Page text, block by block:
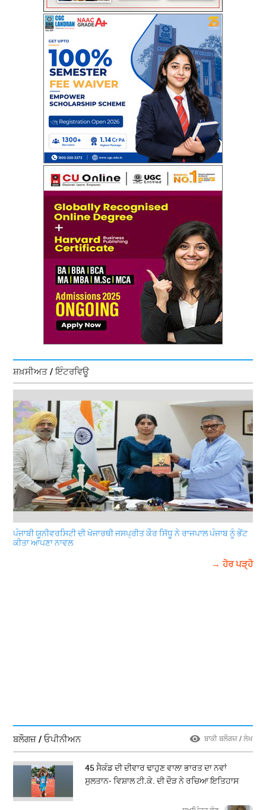
ਸ਼ਖ਼ਸੀਅਤ / ਇੰਟਰਵਿਊ
ਪੰਜਾਬੀ ਯੂਨੀਵਰਸਿਟੀ ਦੀ ਖੋਜਾਰਥੀ ਜਸਪ੍ਰੀਤ ਕੌਰ ਸਿੱਧੂ ਨੇ ਰਾਜਪਾਲ ਪੰਜਾਬ ਨੂੰ ਭੇਂਟ
ਕੀਤਾ ਆਪਣਾ ਨਾਵਲ
→ ਹੋਰ ਪੜ੍ਹੋ
ਬਲੌਗਜ਼ / ਓਪੀਨੀਅਨ ਬਾਕੀ ਬਲੌਗਜ਼ / ਲੇਖ
45 ਸੈਕੰਡ ਦੀ ਦੀਵਾਰ ਢਾਹੁਣ ਵਾਲਾ ਭਾਰਤ ਦਾ ਨਵਾਂ
ਸੁਲਤਾਨ- ਵਿਸ਼ਾਲ ਟੀ.ਕੇ. ਦੀ ਦੌੜ ਨੇ ਰਚਿਆ ਇਤਿਹਾਸ